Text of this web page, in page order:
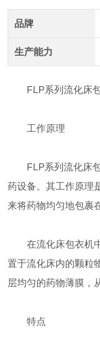
品牌
生产能力
FLP系列流化床
工作原理
FLP系列流化床包
药设备。其工作原理
来将药物均匀地包裹
在流化床包衣机中
置于流化床内的颗粒
层均匀的药物薄膜，
特点